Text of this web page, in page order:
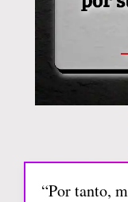
“Por tanto,